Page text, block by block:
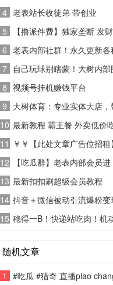
4 老表站长收徒弟 带创业
5
【撸派件费】独家垄断 发
6 老表内部社群！永久更新各
7 自己玩球别瞎蒙！大树内部
8 视频号挂机赚钱平台
9 大树体育：专业实体大店，
10 最新教程 霸王餐 外卖低价吃
11 ￥￥【此处文章广告位招租
12
【吃瓜群】老表内部会员进！
13 最新扣扣刷超级会员教程
14 抖音＋微信被动引流爆粉变
15 稳得一B！快递站吃肉！机
随机文章
1
#吃瓜 #猎奇 直播piao